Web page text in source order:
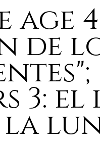
age
de
3: